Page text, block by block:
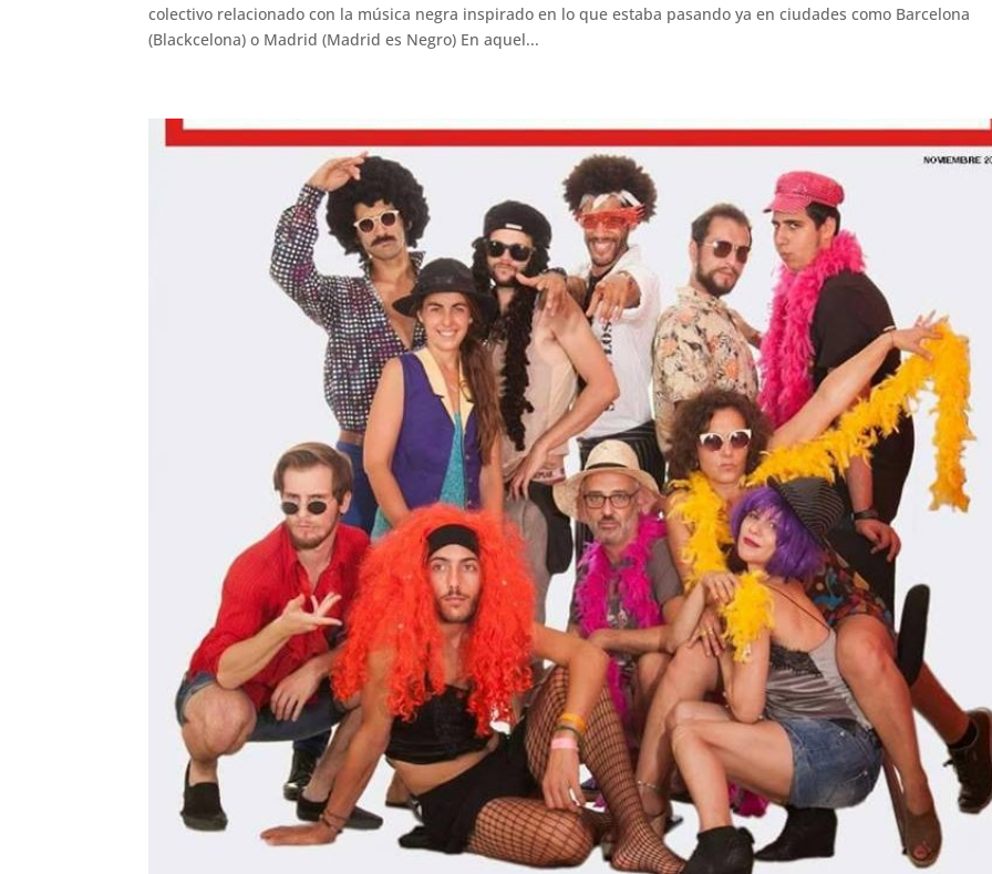
colectivo relacionado con la música negra inspirado en lo que estaba pasando ya en ciudades como Barcelona
(Blackcelona) o Madrid (Madrid es Negro) En aquel...